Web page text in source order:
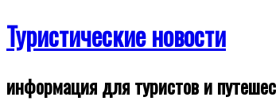
Туристические новости
информация для туристов и